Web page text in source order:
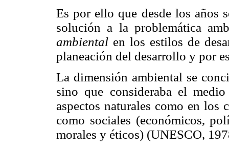
Es por ello que desde los años
solución a la problemática
ambiental en los estilos de
planeación del desarrollo y por
La dimensión ambiental se
sino que consideraba el
aspectos naturales como en los
como sociales (económicos,
morales y éticos) (UNESCO,